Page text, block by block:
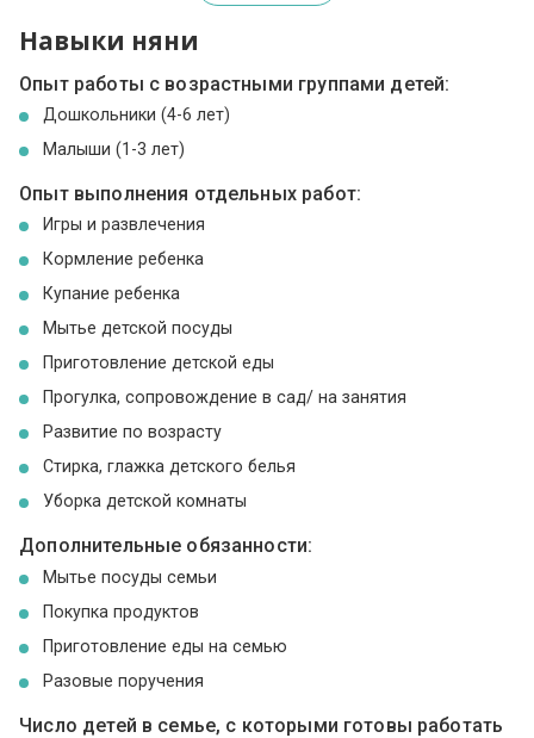
Навыки няни
Опыт работы с возрастными группами детей:
Дошкольники (4-6 лет)
Малыши (1-3 лет)
Опыт выполнения отдельных работ:
Игры и развлечения
Кормление ребенка
Купание ребенка
Мытье детской посуды
Приготовление детской еды
Прогулка, сопровождение в сад/ на занятия
Развитие по возрасту
Стирка, глажка детского белья
Уборка детской комнаты
Дополнительные обязанности:
Мытье посуды семьи
Покупка продуктов
Приготовление еды на семью
Разовые поручения
Число детей в семье, с которыми готовы работать